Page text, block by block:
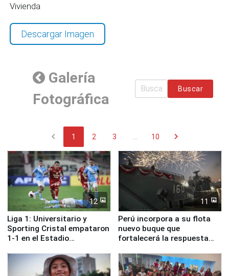
Vivienda
Descargar Imagen
Galería
Fotográfica
Buscar
chevron_left 1 2 3 10 chevron_right
12
Liga 1: Universitario y
Sporting Cristal empataron
1-1 en el Estadio
11
Perú incorpora a su flota
nuevo buque que
fortalecerá la respuesta